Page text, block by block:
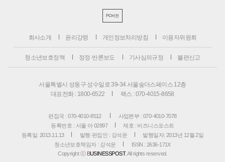
PC버전
회사소개 윤리강령 개인정보처리방침 이용자위원회
청소년보호정책 정정·반론보도 기사심의규정 불편신고
서울특별시 성동구 성수일로 39-34 서울숲더스페이스 12층
대표전화 : 1800-6522
팩스 : 070-4015-8658
편집국 : 070-4010-8512
사업본부 : 070-4010-7078
등록번호 : 서울 아 02897
제호 : 비즈니스포스트
등록일: 2013.11.13
발행·편집인 : 강석운
발행일자: 2013년 12월 2일
청소년보호책임자 : 강석운
ISSN : 2636-171X
Copyright ⓒ BUSINESSPOST. All rights reserved.